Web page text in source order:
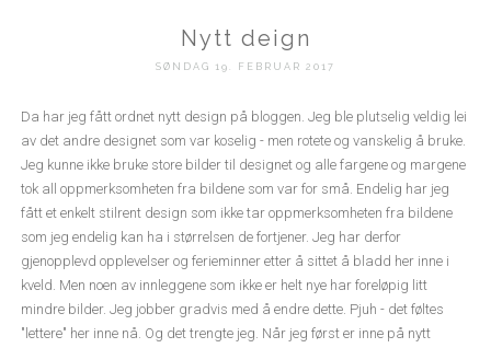
Nytt deign
SØNDAG 19. FEBRUAR 2017
Da har jeg fått ordnet nytt design på bloggen. Jeg ble plutselig veldig lei
av det andre designet som var koselig - men rotete og vanskelig å bruke.
Jeg kunne ikke bruke store bilder til designet og alle fargene og margene
tok all oppmerksomheten fra bildene som var for små. Endelig har jeg
fått et enkelt stilrent design som ikke tar oppmerksomheten fra bildene
som jeg endelig kan ha i størrelsen de fortjener. Jeg har derfor
gjenopplevd opplevelser og ferieminner etter å sittet å bladd her inne i
kveld. Men noen av innleggene som ikke er helt nye har foreløpig litt
mindre bilder. Jeg jobber gradvis med å endre dette. Pjuh - det føltes
"lettere" her inne nå. Og det trengte jeg. Når jeg først er inne på nytt